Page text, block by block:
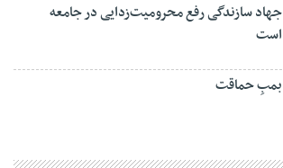
جهاد سازندگی رفع محرومیت‌زدایی در جامعه
است
بمبِ حماقت